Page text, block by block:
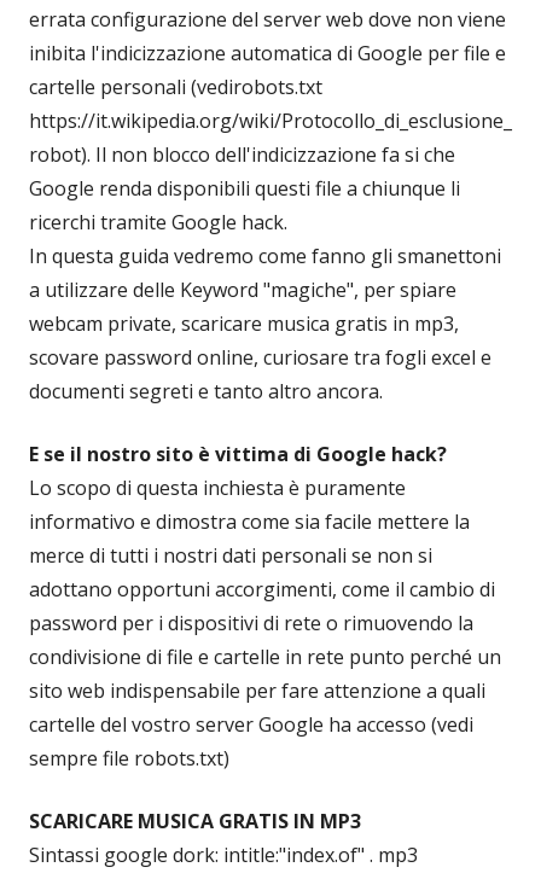
errata configurazione del server web dove non viene
inibita l'indicizzazione automatica di Google per file e
cartelle personali (vedirobots.txt
https://it.wikipedia.org/wiki/Protocollo_di_esclusione_
robot). Il non blocco dell'indicizzazione fa si che
Google renda disponibili questi file a chiunque li
ricerchi tramite Google hack.
In questa guida vedremo come fanno gli smanettoni
a utilizzare delle Keyword "magiche", per spiare
webcam private, scaricare musica gratis in mp3,
scovare password online, curiosare tra fogli excel e
documenti segreti e tanto altro ancora.
E se il nostro sito è vittima di Google hack?
Lo scopo di questa inchiesta è puramente
informativo e dimostra come sia facile mettere la
merce di tutti i nostri dati personali se non si
adottano opportuni accorgimenti, come il cambio di
password per i dispositivi di rete o rimuovendo la
condivisione di file e cartelle in rete punto perché un
sito web indispensabile per fare attenzione a quali
cartelle del vostro server Google ha accesso (vedi
sempre file robots.txt)
SCARICARE MUSICA GRATIS IN MP3
Sintassi google dork: intitle:"index.of" . mp3